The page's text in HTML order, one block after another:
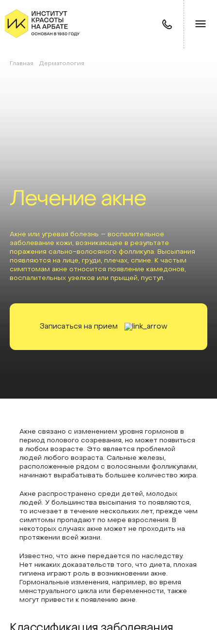
Главная Дерматология
Лечение акне
Акне или угревая болезнь – воспалительное
заболевание кожи, возникающее в результате
поражения сально-волосяного фолликула. Высыпания
появляются на лице, груди, плечах, спине. К частым
симптомам акне относится появление камедонов,
воспалительных узелков или прыщей, пустул.
Записаться на прием
Акне связано с изменением уровня гормонов в
период полового созревания, но может появиться
в любом возрасте. Это является проблемой
людей любого возраста. Сальные железы,
расположенные рядом с волосяными фолликулами,
начинают вырабатывать большее количество жира.
Акне распространено среди детей, молодых
людей. У большинства высыпания то появляются,
то исчезает в течение нескольких лет, прежде чем
симптомы пропадают по мере взросления. В
некоторых случаях акне может не проходить на
протяжении всей жизни.
Известно, что акне передается по наследству.
Нет никаких доказательств того, что диета, плохая
гигиена играют роль в возникновении акне.
Гормональные изменения, например, во время
менструального цикла или беременности, также
могут привести к появлению акне.